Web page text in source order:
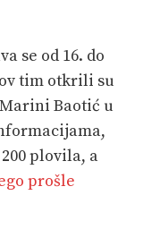
se od 16. do
tim otkrili su
Baotić u
plovila, a
prošle